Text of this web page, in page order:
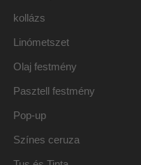
kollázs
Linómetszet
Olaj festmény
Pasztell festmény
Pop-up
Színes ceruza